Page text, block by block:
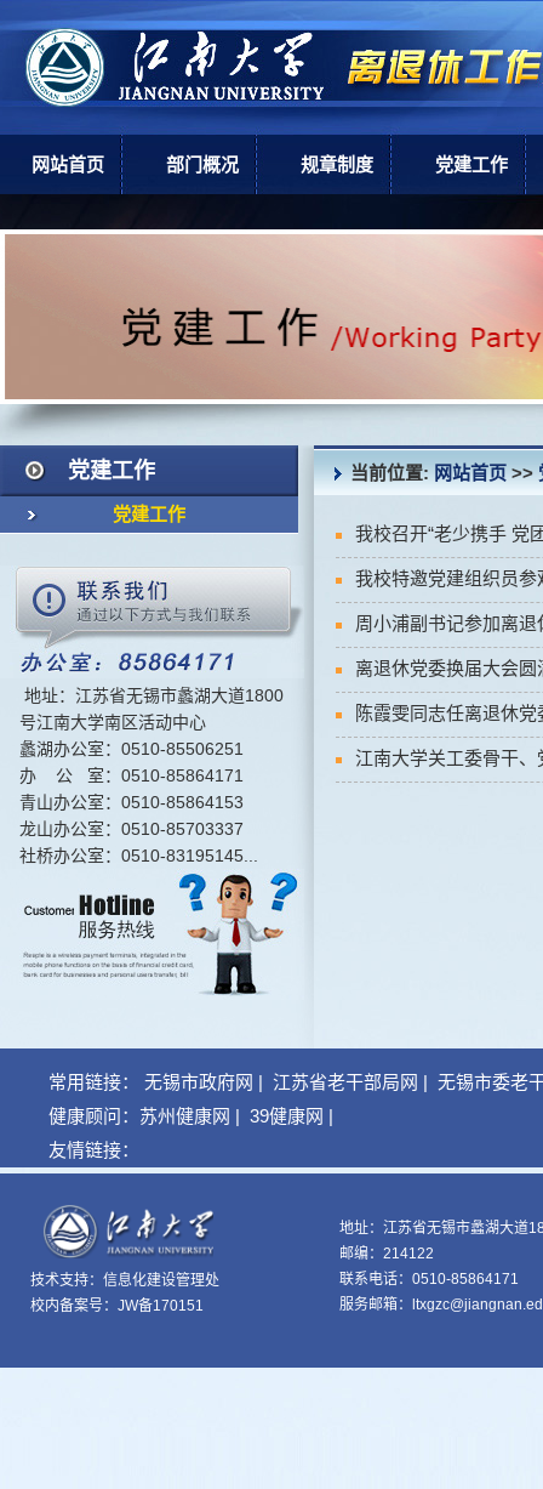
网站首页 部门概况
岗位职责
规章制度 党建工作
党建工作
党建工作
地址：江苏省无锡市蠡湖大道1800
号江南大学南区活动中心
蠡湖办公室：0510-85506251
办 公 室：0510-85864171
青山办公室：0510-85864153
龙山办公室：0510-85703337
社桥办公室：0510-83195145...
当前位置:网站首页>>
我校召开“老少携手 党
我校特邀党建组织员
周小浦副书记参加离
离退休党委换届大会圆
陈霞雯同志任离退休
江南大学关工委骨干
常用链接： 无锡市政府网 | 江苏省老干部局网 | 无锡市委老
健康顾问： 苏州健康网 | 39健康网 |
友情链接：
技术支持： 信息化建设管理处
校内备案号：JW备170151
地址：江苏省无锡市蠡湖大道
邮编：214122
联系电话：0510-85864171
服务邮箱：